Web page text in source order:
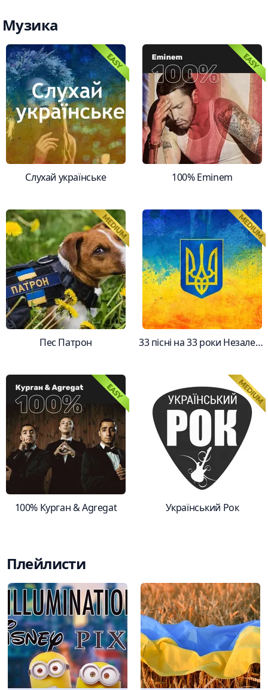
Музика
Слухай українське 100% Eminem
Пес Патрон 33 пісні на 33 роки Незалежності України
100% Курган & Agregat Український Рок
Плейлисти